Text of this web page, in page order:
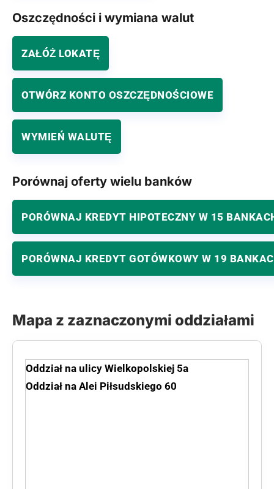
Oszczędności i wymiana walut
ZAŁÓŻ LOKATĘ
OTWÓRZ KONTO OSZCZĘDNOŚCIOWE
WYMIEŃ WALUTĘ
Porównaj oferty wielu banków
PORÓWNAJ KREDYT HIPOTECZNY W 15
PORÓWNAJ KREDYT GOTÓWKOWY W 19
Mapa z zaznaczonymi oddziałami
Oddział na ulicy Wielkopolskiej 5a
Oddział na Alei Piłsudskiego 60